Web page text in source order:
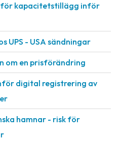
kapacitetstillägg inför
UPS - USA sändningar
om en prisförändring
digital registrering av
hamnar - risk för